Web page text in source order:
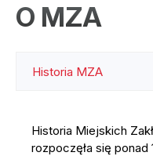
O MZA
Historia MZA
Historia Miejskich
rozpoczęła się ponad